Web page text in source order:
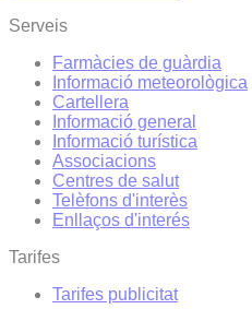
Serveis
Farmàcies de guàrdia
Informació meteorològica
Cartellera
Informació general
Informació turística
Associacions
Centres de salut
Telèfons d'interès
Enllaços d'interés
Tarifes
Tarifes publicitat